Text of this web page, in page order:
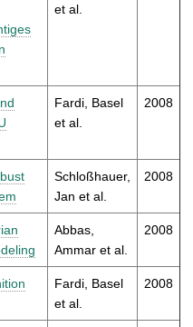
et al.
Fardi, Basel
et al.
2008
Schloßhauer,
Jan et al.
2008
Abbas,
Ammar et al.
2008
Fardi, Basel
et al.
2008